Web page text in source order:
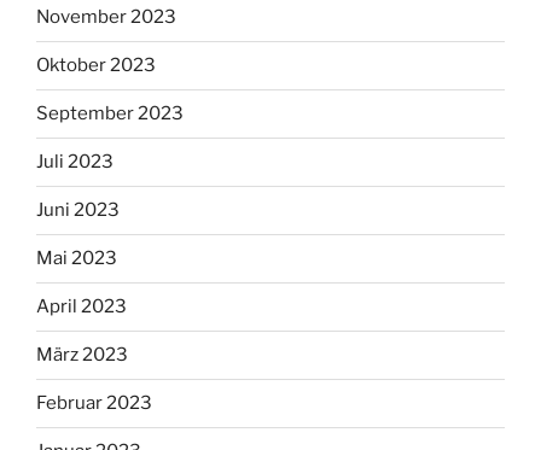
November 2023
Oktober 2023
September 2023
Juli 2023
Juni 2023
Mai 2023
April 2023
März 2023
Februar 2023